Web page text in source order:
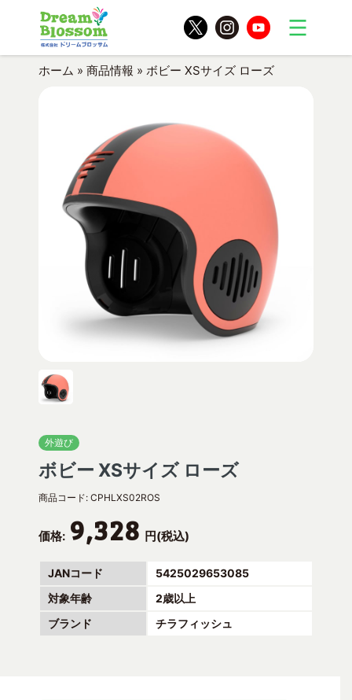
ホーム » 商品情報 » ボビー XSサイズ ローズ
外遊び
ボビー XSサイズ ローズ
商品コード: CPHLXS02ROS
価格: 9,328 円(税込)
JANコード
5425029653085
対象年齢
2歳以上
ブランド
チラフィッシュ